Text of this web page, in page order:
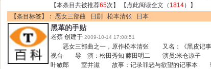
【本条目共被推荐65次】 【 点此阅读全文 （ 1814）】
【条目标签】： 恶女三部曲 日剧 松本清张 日本
黑革的手贴
老蔡 创建于 2009-10-14 17:08:51
恶女三部曲之一，原作松本清张 又名：《黑皮
视台 导 演：松田秀知 藤田明二 演员:米仓凉
叶敏郎 室井滋 故事：记录罪恶与欲望的记事本 朝